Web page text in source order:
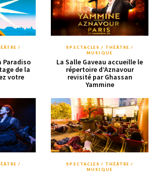
/
Paradiso
de la
votre
SPECTACLES / THÉÂTRE /
MUSIQUE
La Salle Gaveau accueille le
répertoire d’Aznavour
revisité par Ghassan
Yammine
/
SPECTACLES / THÉÂTRE /
MUSIQUE